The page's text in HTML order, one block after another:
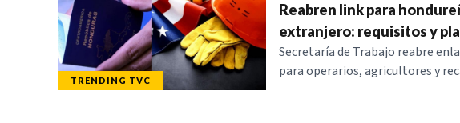
TRENDING TVC
Reabren link para
extranjero: requisitos y
Secretaría de Trabajo reabre
para operarios, agricultores y